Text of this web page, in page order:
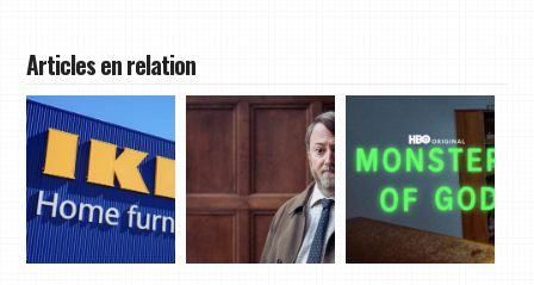
Articles en relation